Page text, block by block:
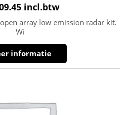
incl.btw
array low emission radar kit.
Wi
informatie